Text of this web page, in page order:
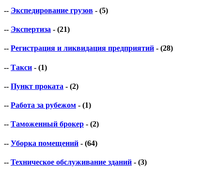
-- Экспедирование грузов - (5)
-- Экспертиза - (21)
-- Регистрация и ликвидация предприятий - (28)
-- Такси - (1)
-- Пункт проката - (2)
-- Работа за рубежом - (1)
-- Таможенный брокер - (2)
-- Уборка помещений - (64)
-- Техническое обслуживание зданий - (3)